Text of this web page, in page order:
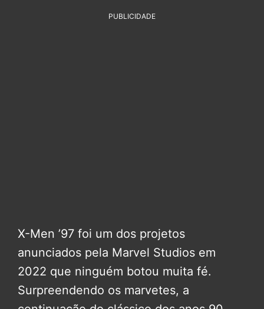
PUBLICIDADE
X-Men ’97 foi um dos projetos
anunciados pela Marvel Studios em
2022 que ninguém botou muita fé.
Surpreendendo os marvetes, a